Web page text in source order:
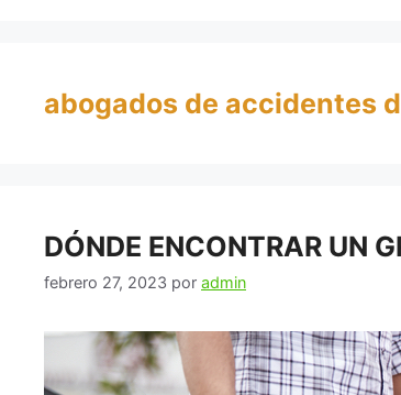
abogados de accidentes
DÓNDE ENCONTRAR UN
febrero 27, 2023 por admin